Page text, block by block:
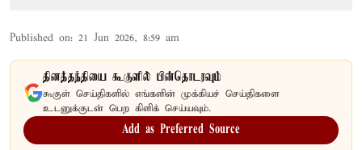
Published on: 21 Jun 2026, 8:59 am
தினத்தந்தியை கூகுளில் பின்தொடரவும்
கூகுள் செய்திகளில் எங்களின் முக்கியச் செய்திகளை
உடனுக்குடன் பெற கிளிக் செய்யவும்.
Add as Preferred Source